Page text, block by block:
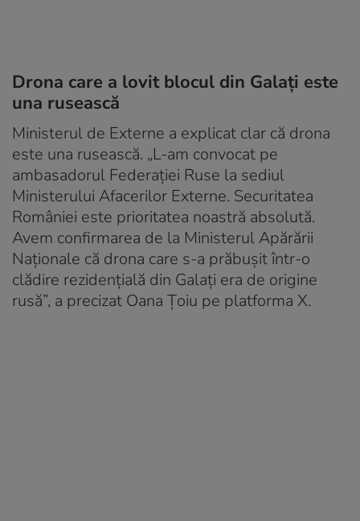
Drona care a lovit blocul din Galați este
una rusească
Ministerul de Externe a explicat clar că drona
este una rusească. „L-am convocat pe
ambasadorul Federației Ruse la sediul
Ministerului Afacerilor Externe. Securitatea
României este prioritatea noastră absolută.
Avem confirmarea de la Ministerul Apărării
Naționale că drona care s-a prăbușit într-o
clădire rezidențială din Galați era de origine
rusă”, a precizat Oana Țoiu pe platforma X.